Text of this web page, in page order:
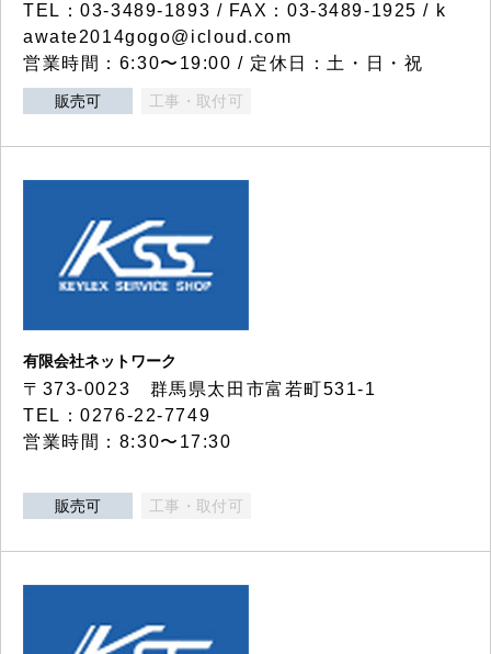
TEL：03-3489-1893 / FAX：03-3489-1925 / k
awate2014gogo@icloud.com
営業時間：6:30〜19:00 / 定休日：土・日・祝
販売可 工事・取付可
有限会社ネットワーク
〒373-0023 群馬県太田市富若町531-1
TEL：0276-22-7749
営業時間：8:30〜17:30
販売可 工事・取付可